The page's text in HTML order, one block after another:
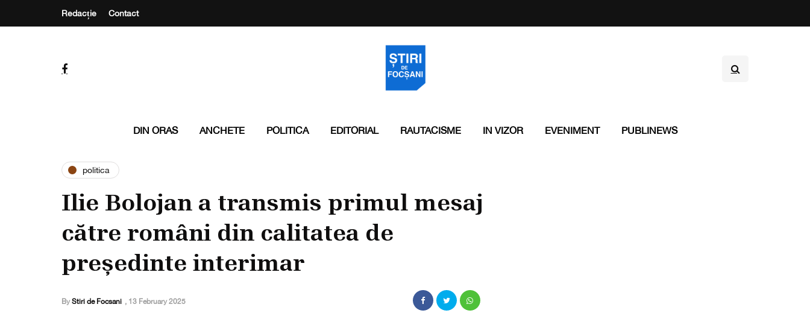
Redacție Contact
DIN ORAS ANCHETE POLITICA EDITORIAL RAUTACISME IN VIZOR EVENIMENT PUBLINEWS
politica
Ilie Bolojan a transmis primul mesaj
către români din calitatea de
președinte interimar
By Stiri de Focsani , 13 February 2025